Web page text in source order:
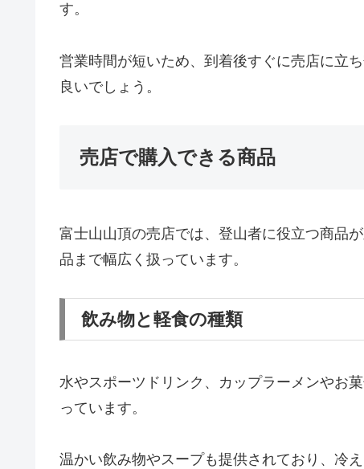
す。
営業時間が短いため、到着後すぐに売店に立
良いでしょう。
売店で購入できる商品
富士山山頂の売店では、登山者に役立つ商品
品まで幅広く扱っています。
飲み物と軽食の種類
水やスポーツドリンク、カップラーメンやお
っています。
温かい飲み物やスープも提供されており、冷